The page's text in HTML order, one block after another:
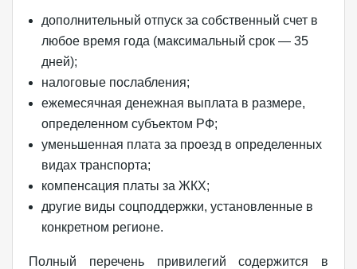
дополнительный отпуск за собственный счет в
любое время года (максимальный срок — 35
дней);
налоговые послабления;
ежемесячная денежная выплата в размере,
определенном субъектом РФ;
уменьшенная плата за проезд в определенных
видах транспорта;
компенсация платы за ЖКХ;
другие виды соцподдержки, установленные в
конкретном регионе.
Полный перечень привилегий содержится в